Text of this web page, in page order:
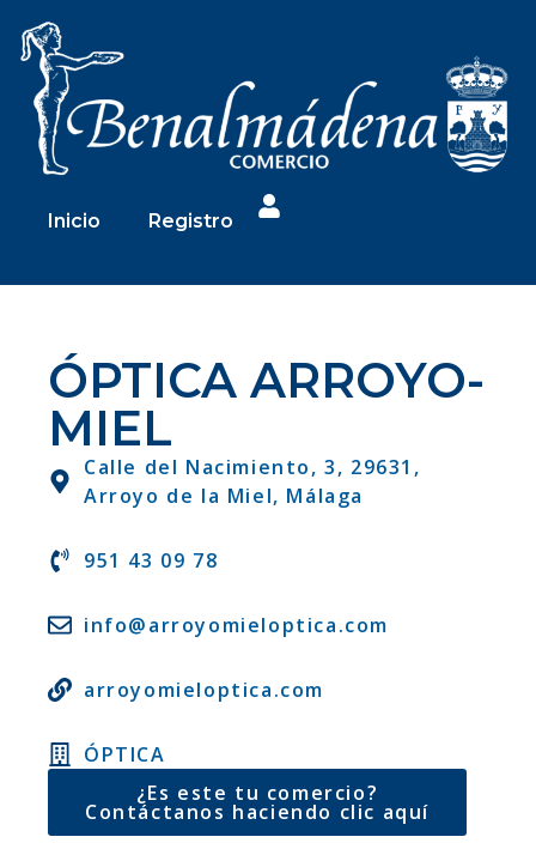
Inicio Registro
ÓPTICA ARROYO-
MIEL
Calle del Nacimiento, 3, 29631,
Arroyo de la Miel, Málaga
951 43 09 78
info@arroyomieloptica.com
arroyomieloptica.com
ÓPTICA
¿Es este tu comercio?
Contáctanos haciendo clic aquí